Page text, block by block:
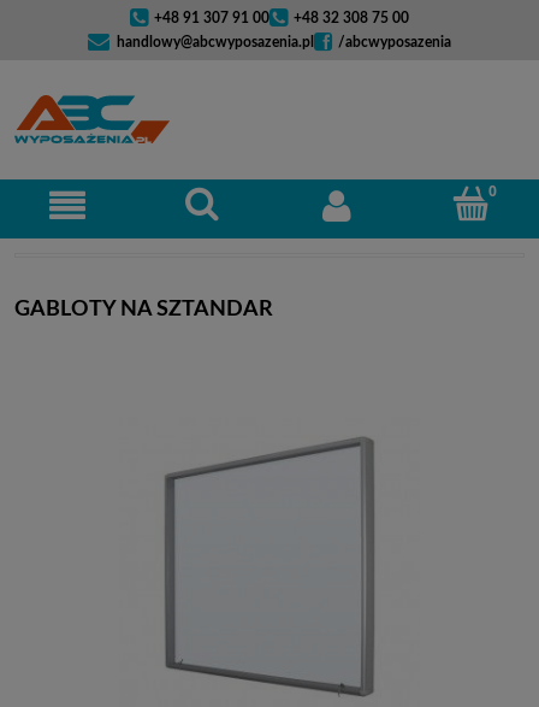
+48 91 307 91 00
+48 32 308 75 00
handlowy@abcwyposazenia.pl
/abcwyposazenia
GABLOTY NA SZTANDAR